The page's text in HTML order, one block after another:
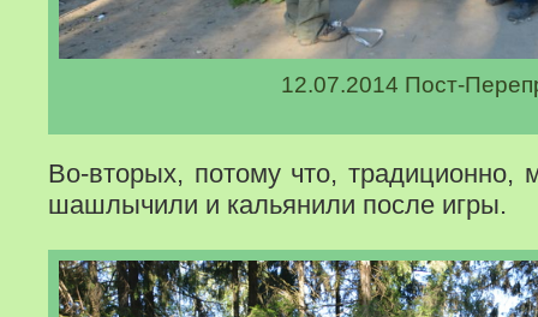
12.07.2014 Пост-
Во-вторых, потому что, традиционно,
шашлычили и кальянили после игры.